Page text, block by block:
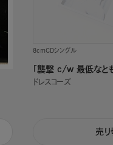
8cmCDシングル
「襲撃 c/w 最低なと
ドレスコーズ
売